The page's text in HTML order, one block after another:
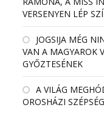
VERSENYEN LÉP
JOGSIJA MÉG
VAN A MAGYAROK
GYŐZTESÉNEK
A VILÁG
OROSHÁZI